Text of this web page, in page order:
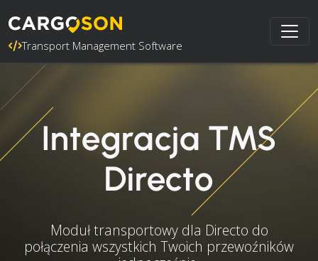
Transport Management Software
Integracja TMS
Directo
Moduł transportowy dla Directo do
połączenia wszystkich Twoich przewoźników